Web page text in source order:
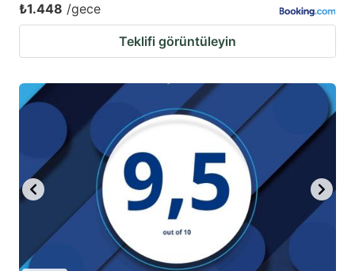
₺1.448 /gece
Teklifi görüntüleyin